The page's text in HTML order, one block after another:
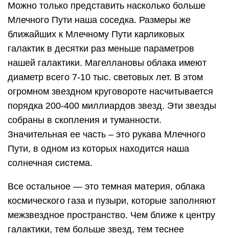
Можно только представить насколько больше
Млечного Пути наша соседка. Размеры же
ближайших к Млечному Пути карликовых
галактик в десятки раз меньше параметров
нашей галактики. Магеллановы облака имеют
диаметр всего 7-10 тыс. световых лет. В этом
огромном звездном круговороте насчитывается
порядка 200-400 миллиардов звезд. Эти звезды
собраны в скопления и туманности.
Значительная ее часть – это рукава Млечного
Пути, в одном из которых находится наша
солнечная система.
Все остальное — это темная материя, облака
космического газа и пузыри, которые заполняют
межзвездное пространство. Чем ближе к центру
галактики, тем больше звезд, тем теснее